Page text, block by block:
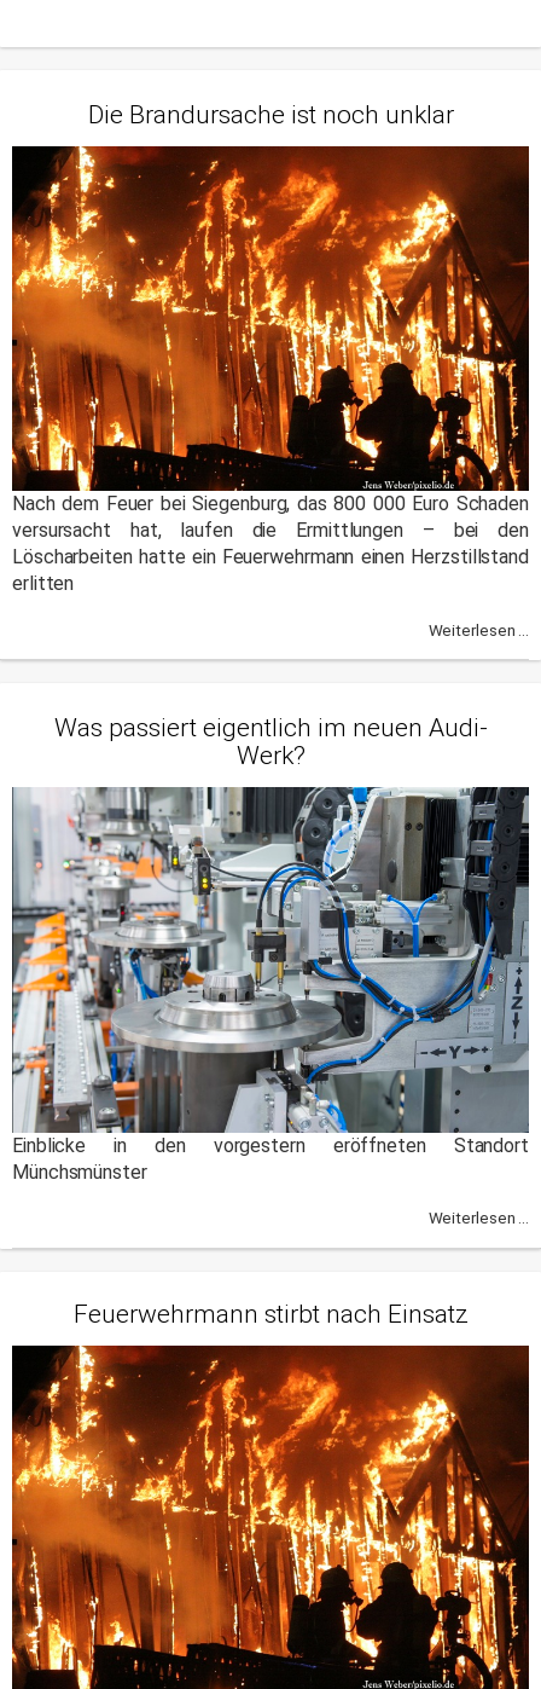
Die Brandursache ist noch unklar
Nach dem Feuer bei Siegenburg, das 800 000 Euro Schaden
versursacht hat, laufen die Ermittlungen – bei den
Löscharbeiten hatte ein Feuerwehrmann einen Herzstillstand
erlitten
Weiterlesen ...
Was passiert eigentlich im neuen Audi-
Werk?
Einblicke in den vorgestern eröffneten Standort
Münchsmünster
Weiterlesen ...
Feuerwehrmann stirbt nach Einsatz